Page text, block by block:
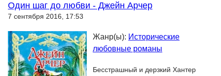
Один шаг до любви - Джейн Арчер
7 сентября 2016, 17:53
Жанр(ы): Исторические
любовные романы
Бесстрашный и дерзкий Хантер